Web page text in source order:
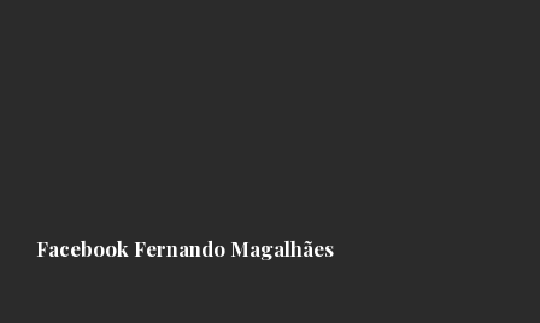
Facebook Fernando Magalhães